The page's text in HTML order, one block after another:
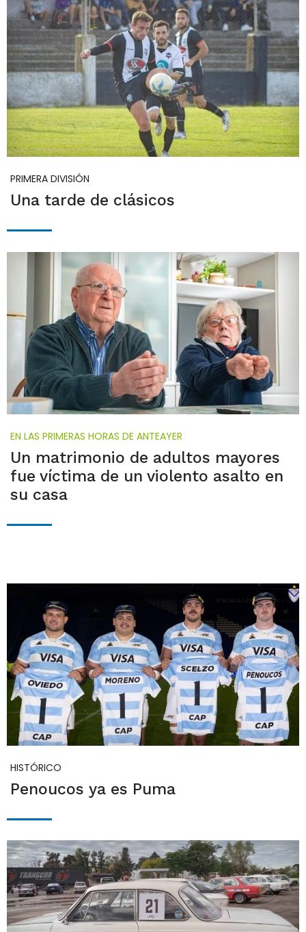
PRIMERA DIVISIÓN
Una tarde de clásicos
EN LAS PRIMERAS HORAS DE ANTEAYER
Un matrimonio de adultos mayores
fue víctima de un violento asalto en
su casa
HISTÓRICO
Penoucos ya es Puma